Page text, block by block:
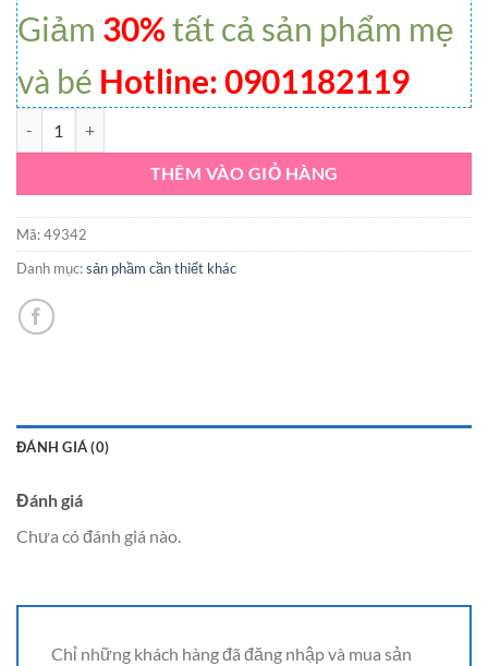
Giảm 30%tất cả sản phẩm mẹ
và bé Hotline: 0901182119
THÊM VÀO GIỎ HÀNG
Mã:49342
Danh mục:sản phầm cần thiết khác
ĐÁNH GIÁ (0)
Đánh giá
Chưa có đánh giá nào.
Chỉ những khách hàng đã đăng nhập và mua sản